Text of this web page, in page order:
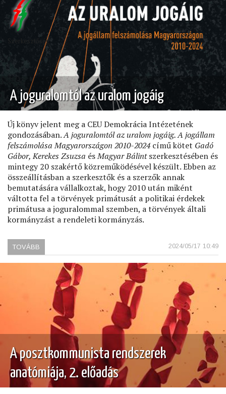
A joguralomtól az uralom jogáig
Szerkesztőség
Új könyv jelent meg a CEU Demokrácia Intézetének
gondozásában.A joguralomtól az uralom jogáig. A jogállam
felszámolása Magyarországon 2010-2024című kötet Gadó
Gábor, Kerekes Zsuzsa ésMagyar Bálintszerkesztésében és
mintegy 20 szakértő közreműködésével készült. Ebben az
összeállításban a szerkesztők és a szerzők annak
bemutatására vállalkoztak, hogy 2010 után miként
váltotta fel a törvények primátusát a politikai érdekek
primátusa a joguralommal szemben, a törvények általi
kormányzást a rendeleti kormányzás.
2024/05/17 10:49
TOVÁBB
JOGURALOMTÓL
AZ
URALOM
JOGÁIG)
A posztkommunista rendszerek
anatómiája, 2. előadás